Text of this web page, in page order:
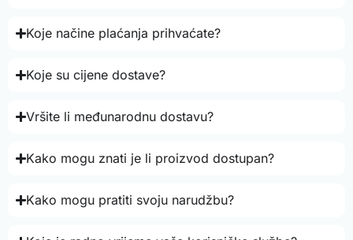
Koje načine plaćanja prihvaćate?
Koje su cijene dostave?
Vršite li međunarodnu dostavu?
Kako mogu znati je li proizvod dostupan?
Kako mogu pratiti svoju narudžbu?